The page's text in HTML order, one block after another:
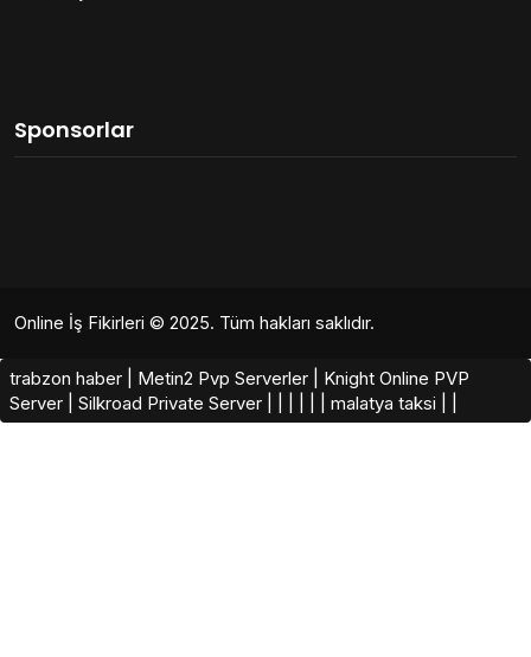
Sponsorlar
Online İş Fikirleri © 2025. Tüm hakları saklıdır.
trabzon haber Metin2 Pvp Serverler
Knight Online PVP
Server
Silkroad Private Server​ malatya taksi